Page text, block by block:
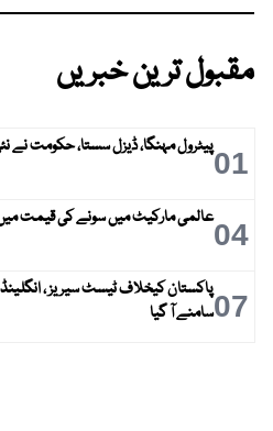
مقبول ترین خبریں
01پیٹرول مہنگا، ڈیزل سستا، حکومت نے
04عالمی مارکیٹ میں سونے کی قیمت میں
07سامنے آ گیا